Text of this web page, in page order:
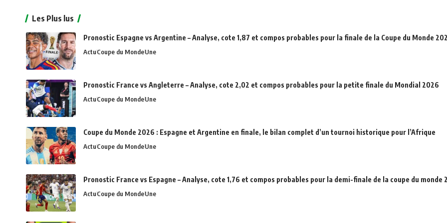
Les Plus lus
Pronostic Espagne vs Argentine – Analyse, cote 1,87 et compos probables pour la finale de la Coupe du Monde
ActuCoupe du MondeUne
Pronostic France vs Angleterre – Analyse, cote 2,02 et compos probables pour la petite finale du Mondial 2026
ActuCoupe du MondeUne
Coupe du Monde 2026 : Espagne et Argentine en finale, le bilan complet d’un tournoi historique pour l’Afrique
ActuCoupe du MondeUne
Pronostic France vs Espagne – Analyse, cote 1,76 et compos probables pour la demi-finale de la coupe du monde
ActuCoupe du MondeUne